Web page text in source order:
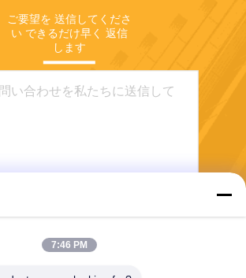
ご要望を 送信してくださ
い できるだけ早く 返信
します
7:46 PM